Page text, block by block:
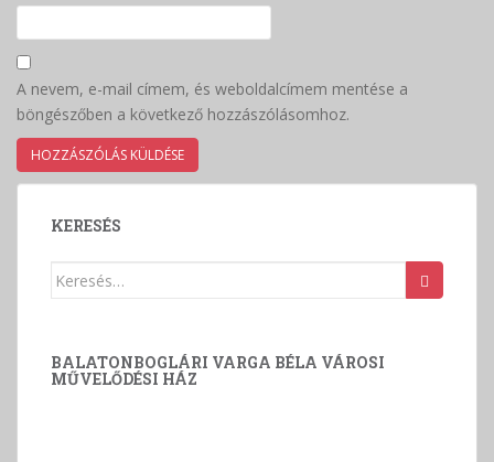
A nevem, e-mail címem, és weboldalcímem mentése a
böngészőben a következő hozzászólásomhoz.
KERESÉS
Keresés:
BALATONBOGLÁRI VARGA BÉLA VÁROSI
MŰVELŐDÉSI HÁZ